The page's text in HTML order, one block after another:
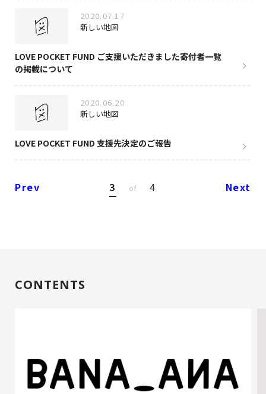
2020.07.17
新しい地図
LOVE POCKET FUND ご支援いただきました寄付者一覧
の掲載について
2020.06.20
新しい地図
LOVE POCKET FUND 支援先決定のご報告
Prev 3 of 4 Next
CONTENTS